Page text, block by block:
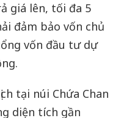
giá lên, tối đa 5
đảm bảo vốn chủ
vốn đầu tư dự
tại núi Chứa Chan
diện tích gần